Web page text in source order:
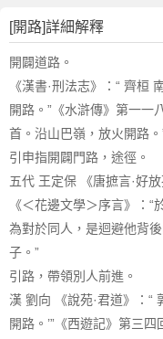
開
路
意
思
開
路
的
英
文
翻
譯
[開路]詳細解釋
開闢道路。
《漢書·刑法志》：“ 齊桓
開路。”《水滸傳》第一一
首。沿山巴嶺，放火開路。
引申指開闢門路，途徑。
五代 王定保 《唐摭言·好
《＜花邊文學＞序言》：
為對於同人，是迴避他背
子。”
引路，帶領別人前進。
漢 劉向 《說苑·君道》：“
開路。’”《西遊記》第三